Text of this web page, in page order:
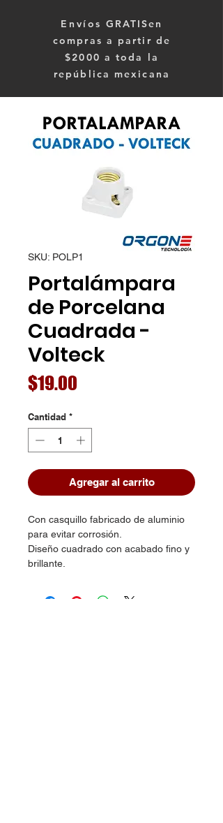
Envíos GRATISen
compras a partir de
$2000 a toda la
república mexicana
SKU: POLP1
Portalámpara
de Porcelana
Cuadrada -
Volteck
$19.00
Cantidad *
Agregar al carrito
Con casquillo fabricado de aluminio
para evitar corrosión.
Diseño cuadrado con acabado fino y
brillante.